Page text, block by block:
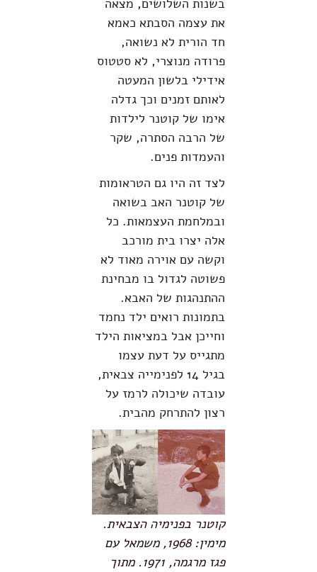
בשנות השלושים, מצאה
את עצמה הסבתא כאמא
חד הורית לא נשואה,
פרודה מנוצרי, לא סטטוס
אידילי בלשון המעטה
לאותם זמנים וכך גדלה
אימו של קוטנר לילדות
של הרבה הסתרה, שקר
והעמדות פנים.
לצד זה היו גם הטראומות
של קוטנר האב בשואה
ובמלחמת העצמאות. כל
אלה יצרו בית מורכב
וקשה עם אוירה מאוד לא
פשוטה לגדול בו מבחינת
ההתנהגות של האבא.
בתמונות רואים ילד נחמד
וחייכן אבל במציאות הילד
מתגייס על דעת עצמו
בגיל 14 לפנימייה צבאית,
עובדה שיכולה לרמז על
רצון להתרחק מהבית.
קוטנר בפנימיה הצבאית.
מימין: 1968, משמאל עם
פגז מרגמה, 1971. מתוך